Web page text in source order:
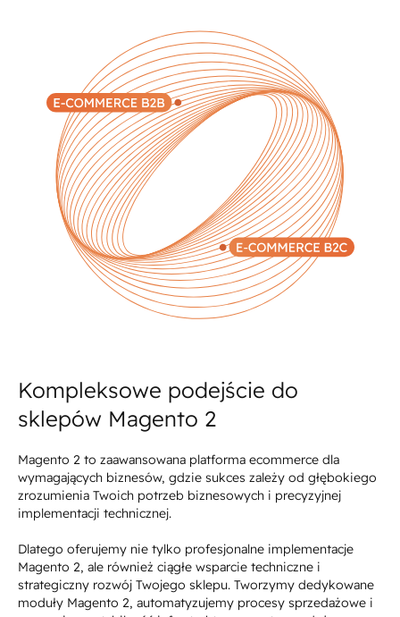
Kompleksowe podejście do
sklepów Magento 2
Magento 2 to zaawansowana platforma ecommerce dla
wymagających biznesów, gdzie sukces zależy od głębokiego
zrozumienia Twoich potrzeb biznesowych i precyzyjnej
implementacji technicznej.
Dlatego oferujemy nie tylko profesjonalne implementacje
Magento 2, ale również ciągłe wsparcie techniczne i
strategiczny rozwój Twojego sklepu. Tworzymy dedykowane
moduły Magento 2, automatyzujemy procesy sprzedażowe i